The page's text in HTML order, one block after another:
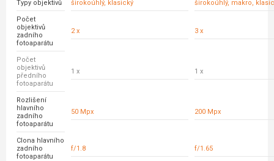
Typy objektivů širokoúhlý, klasický širokoúhlý, makro,
Počet
objektivů
zadního
fotoaparátu
2 x 3 x
Počet
objektivů
předního
fotoaparátu
1 x 1 x
Rozlišení
hlavního
zadního
fotoaparátu
50 Mpx 200 Mpx
Clona hlavního
zadního
fotoaparátu
f/1.8 f/1.65